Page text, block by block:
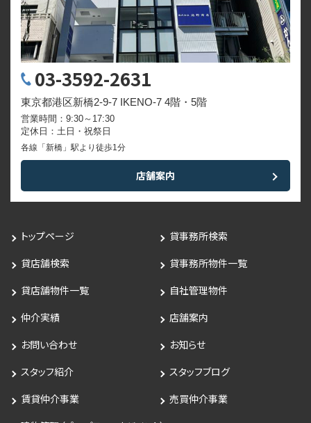
03-3592-2631
東京都港区新橋2-9-7 IKENO-7 4階・5階
営業時間：9:30～17:30
定休日：土日・祝祭日
各線「新橋」駅より徒歩1分
店舗案内
トップページ
貸事務所検索
貸店舗検索
貸事務所物件一覧
貸店舗物件一覧
自社管理物件
仲介実績
店舗案内
お問い合わせ
お知らせ
スタッフ紹介
スタッフブログ
賃貸仲介事業
売買仲介事業